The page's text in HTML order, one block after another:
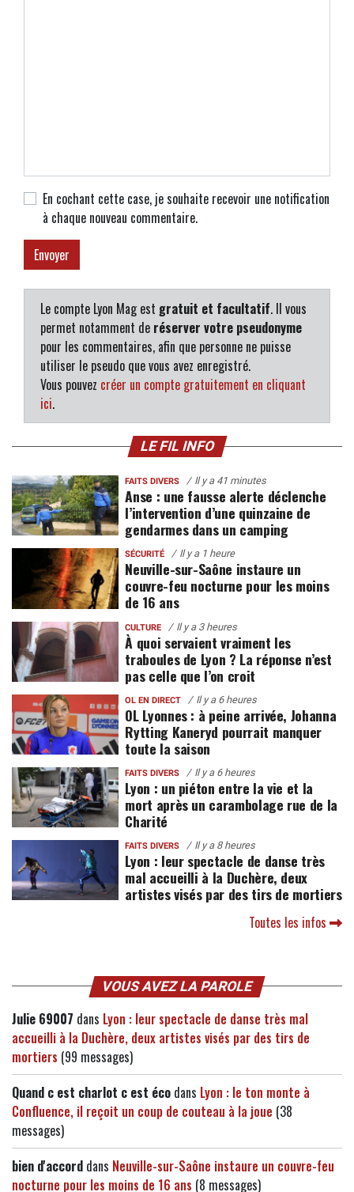
En cochant cette case, je souhaite recevoir une notification
à chaque nouveau commentaire.
Le compte Lyon Mag est gratuit et facultatif. Il vous
permet notamment de réserver votre pseudonyme
pour les commentaires, afin que personne ne puisse
utiliser le pseudo que vous avez enregistré.
Vous pouvez créer un compte gratuitement en cliquant
ici.
LE FIL INFO
FAITS DIVERS Il y a 41 minutes
Anse : une fausse alerte déclenche
l’intervention d’une quinzaine de
gendarmes dans un camping
SÉCURITÉ Il y a 1 heure
Neuville-sur-Saône instaure un
couvre-feu nocturne pour les moins
de 16 ans
CULTURE Il y a 3 heures
À quoi servaient vraiment les
traboules de Lyon ? La réponse n’est
pas celle que l’on croit
OL EN DIRECT Il y a 6 heures
OL Lyonnes : à peine arrivée, Johanna
Rytting Kaneryd pourrait manquer
toute la saison
FAITS DIVERS Il y a 6 heures
Lyon : un piéton entre la vie et la
mort après un carambolage rue de la
Charité
FAITS DIVERS Il y a 8 heures
Lyon : leur spectacle de danse très
mal accueilli à la Duchère, deux
artistes visés par des tirs de mortiers
Toutes les infos
VOUS AVEZ LA PAROLE
Julie 69007 dans Lyon : leur spectacle de danse très mal
accueilli à la Duchère, deux artistes visés par des tirs de
mortiers (99 messages)
Quand c est charlot c est éco dans Lyon : le ton monte à
Confluence, il reçoit un coup de couteau à la joue (38
messages)
bien d'accord dans Neuville-sur-Saône instaure un couvre-feu
nocturne pour les moins de 16 ans (8 messages)